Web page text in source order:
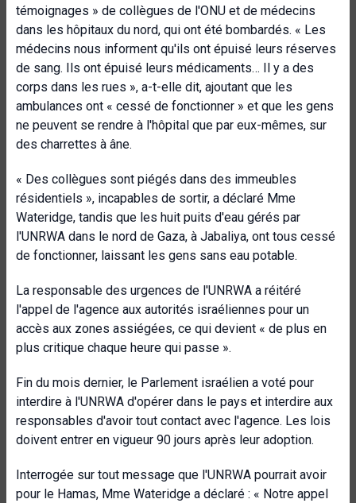
témoignages » de collègues de l'ONU et de médecins
dans les hôpitaux du nord, qui ont été bombardés. « Les
médecins nous informent qu'ils ont épuisé leurs réserves
de sang. Ils ont épuisé leurs médicaments… Il y a des
corps dans les rues », a-t-elle dit, ajoutant que les
ambulances ont « cessé de fonctionner » et que les gens
ne peuvent se rendre à l'hôpital que par eux-mêmes, sur
des charrettes à âne.
« Des collègues sont piégés dans des immeubles
résidentiels », incapables de sortir, a déclaré Mme
Wateridge, tandis que les huit puits d'eau gérés par
l'UNRWA dans le nord de Gaza, à Jabaliya, ont tous cessé
de fonctionner, laissant les gens sans eau potable.
La responsable des urgences de l'UNRWA a réitéré
l'appel de l'agence aux autorités israéliennes pour un
accès aux zones assiégées, ce qui devient « de plus en
plus critique chaque heure qui passe ».
Fin du mois dernier, le Parlement israélien a voté pour
interdire à l'UNRWA d'opérer dans le pays et interdire aux
responsables d'avoir tout contact avec l'agence. Les lois
doivent entrer en vigueur 90 jours après leur adoption.
Interrogée sur tout message que l'UNRWA pourrait avoir
pour le Hamas, Mme Wateridge a déclaré : « Notre appel